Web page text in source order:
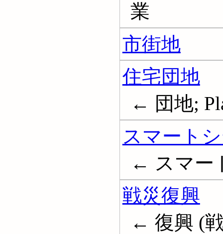
業
市街地
住宅団地
← 団地;
スマート
← スマー
戦災復興
← 復興 (